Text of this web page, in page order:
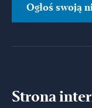
Ogłoś swoją
Strona